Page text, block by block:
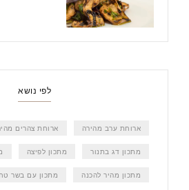
לפי נושא
ארוחת ערב מהירה ארוחת צהרים
מתכון דג בתנור מתכון לפיצה
מתכון מהיר להכנה מתכון עם בשר